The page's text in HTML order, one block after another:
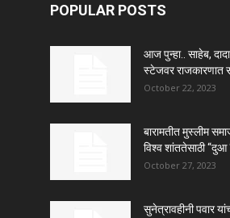
POPULAR POSTS
आज पुन्हा.. साहेब,
स्टेजवर राजकारणात
October 22, 2023
बारामतीत मुस्लीम
विश्व शांततेसाठी “दुआ
October 27, 2023
सुनेत्रावहीनी पवार